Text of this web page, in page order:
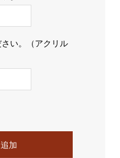
い。（アクリル